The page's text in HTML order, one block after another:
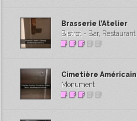
Brasserie l’Atelier
Bistrot - Bar, Restaurant
Cimetière Américain
Monument